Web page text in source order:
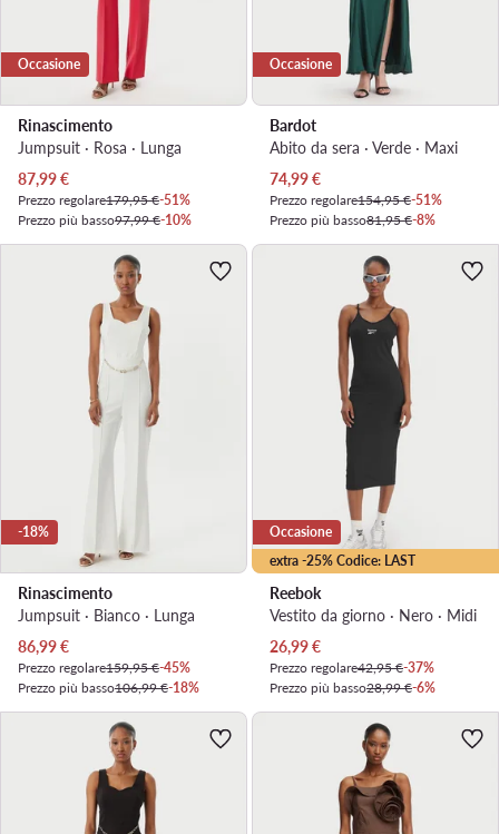
Occasione
Rinascimento
Jumpsuit · Rosa · Lunga
Prezzo attuale
87,99€
Prezzo regolare179,95 €-51%
Prezzo più basso97,99 €-10%
Occasione
Bardot
Abito da sera · Verde · Maxi
Prezzo attuale
74,99€
Prezzo regolare154,95 €-51%
Prezzo più basso81,95 €-8%
-18%
Rinascimento
Jumpsuit · Bianco · Lunga
Prezzo attuale
86,99€
Prezzo regolare159,95 €-45%
Prezzo più basso106,99 €-18%
extra -25% Codice: LAST
Occasione
Reebok
Vestito da giorno · Nero · Midi
Prezzo attuale
26,99€
Prezzo regolare42,95 €-37%
Prezzo più basso28,99 €-6%